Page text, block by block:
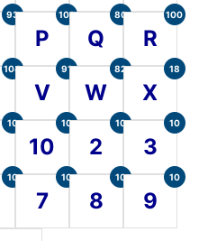
93
P
101
Q
80
R
100
104
V
91
W
82
X
18
10
10
10
2
10
3
10
10
7
10
8
10
9
10